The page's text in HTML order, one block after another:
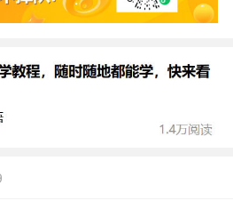
的水滚滚而来把我冲走都是